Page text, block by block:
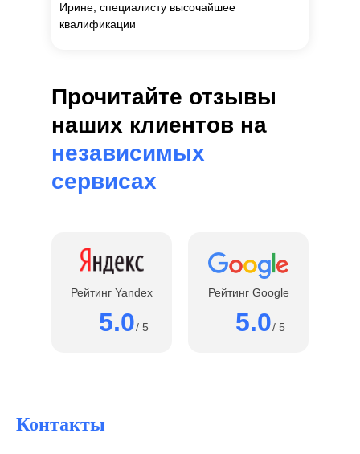
Ирине, специалисту высочайшее
квалификации
Прочитайте отзывы
наших клиентов на
независимых
сервисах
Рейтинг Yandex
5.0/ 5
Рейтинг Google
5.0/ 5
Контакты